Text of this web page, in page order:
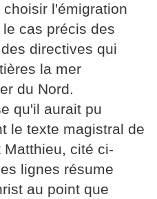
l'émigration
cas précis des
directives qui
la mer
du Nord.
qu'il aurait pu
le texte magistral de
cité ci-
lignes résume
au point que